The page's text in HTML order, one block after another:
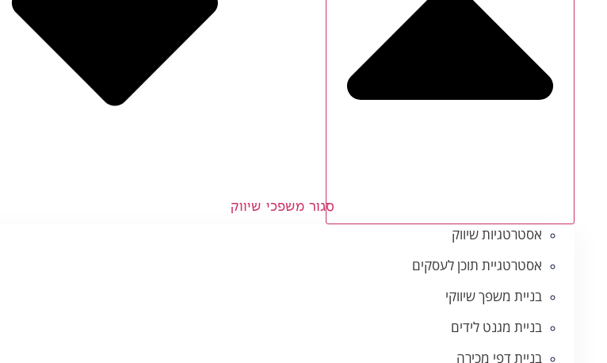
סגור משפכי שיווק
אסטרטגיות שיווק
אסטרטגיית תוכן לעסקים
בניית משפך שיווקי
בניית מגנט לידים
בניית דפי מכירה